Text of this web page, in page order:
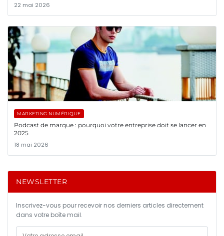
22 mai 2026
MARKETING NUMÉRIQUE
Podcast de marque : pourquoi votre entreprise doit se lancer en
2025
18 mai 2026
NEWSLETTER
Inscrivez-vous pour recevoir nos derniers articles directement
dans votre boîte mail.